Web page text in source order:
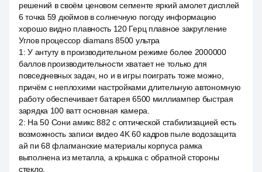
решений в своём ценовом сегменте яркий амолет дисплей
6 точка 59 дюймов в солнечную погоду информацию
хорошо видно плавность 120 Герц плавное закругление
Углов процессор diamans 8500 ультра
1 :У антуту в производительном режиме более 2000000
баллов производительности хватает не только для
повседневных задач, но и в игры поиграть тоже можно,
причём с неплохими настройками длительную автономную
работу обеспечивает батарея 6500 миллиампер быстрая
зарядка 100 ватт основная камера.
2: На 50 Сони амикс 882 с оптической стабилизацией есть
возможность записи видео 4K 60 кадров пыле водозащита
ай пи 68 флагманские материалы корпуса рамка
выполнена из металла, а крышка с обратной стороны
стекло.